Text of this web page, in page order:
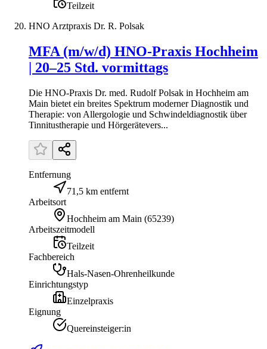
Teilzeit
HNO Arztpraxis Dr. R. Polsak
MFA (m/w/d) HNO-Praxis Hochheim
| 20–25 Std. vormittags
Die HNO-Praxis Dr. med. Rudolf Polsak in Hochheim am
Main bietet ein breites Spektrum moderner Diagnostik und
Therapie: von Allergologie und Schwindeldiagnostik über
Tinnitustherapie und Hörgerätevers...
Entfernung
71,5 km entfernt
Arbeitsort
Hochheim am Main (65239)
Arbeitszeitmodell
Teilzeit
Fachbereich
Hals-Nasen-Ohrenheilkunde
Einrichtungstyp
Einzelpraxis
Eignung
Quereinsteiger:in